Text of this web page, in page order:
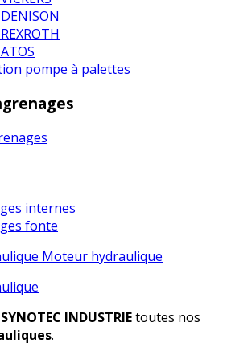
pompe à palettes
internes
fonte
Moteur hydraulique
SYNOTEC INDUSTRIEtoutes nos
.